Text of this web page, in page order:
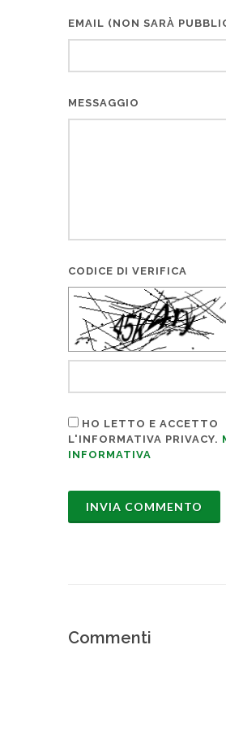
EMAIL (NON SARÀ
MESSAGGIO
CODICE DI VERIFICA
HO LETTO E ACCETTO
L'INFORMATIVA PRIVACY.
INFORMATIVA
Commenti